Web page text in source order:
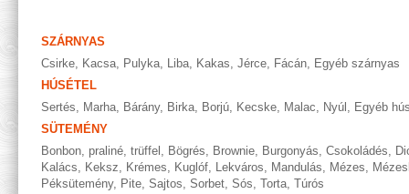
SZÁRNYAS
Csirke, Kacsa, Pulyka, Liba, Kakas, Jérce, Fácán, Egyéb szárnyas
HÚSÉTEL
Sertés, Marha, Bárány, Birka, Borjú, Kecske, Malac, Nyúl , Egyéb
SÜTEMÉNY
Bonbon, praliné, trüffel , Bögrés, Brownie, Burgonyás, Csokoládés,
Kalács, Keksz, Krémes, Kuglóf, Lekváros, Mandulás, Mézes,
Péksütemény, Pite, Sajtos, Sorbet, Sós, Torta, Túrós